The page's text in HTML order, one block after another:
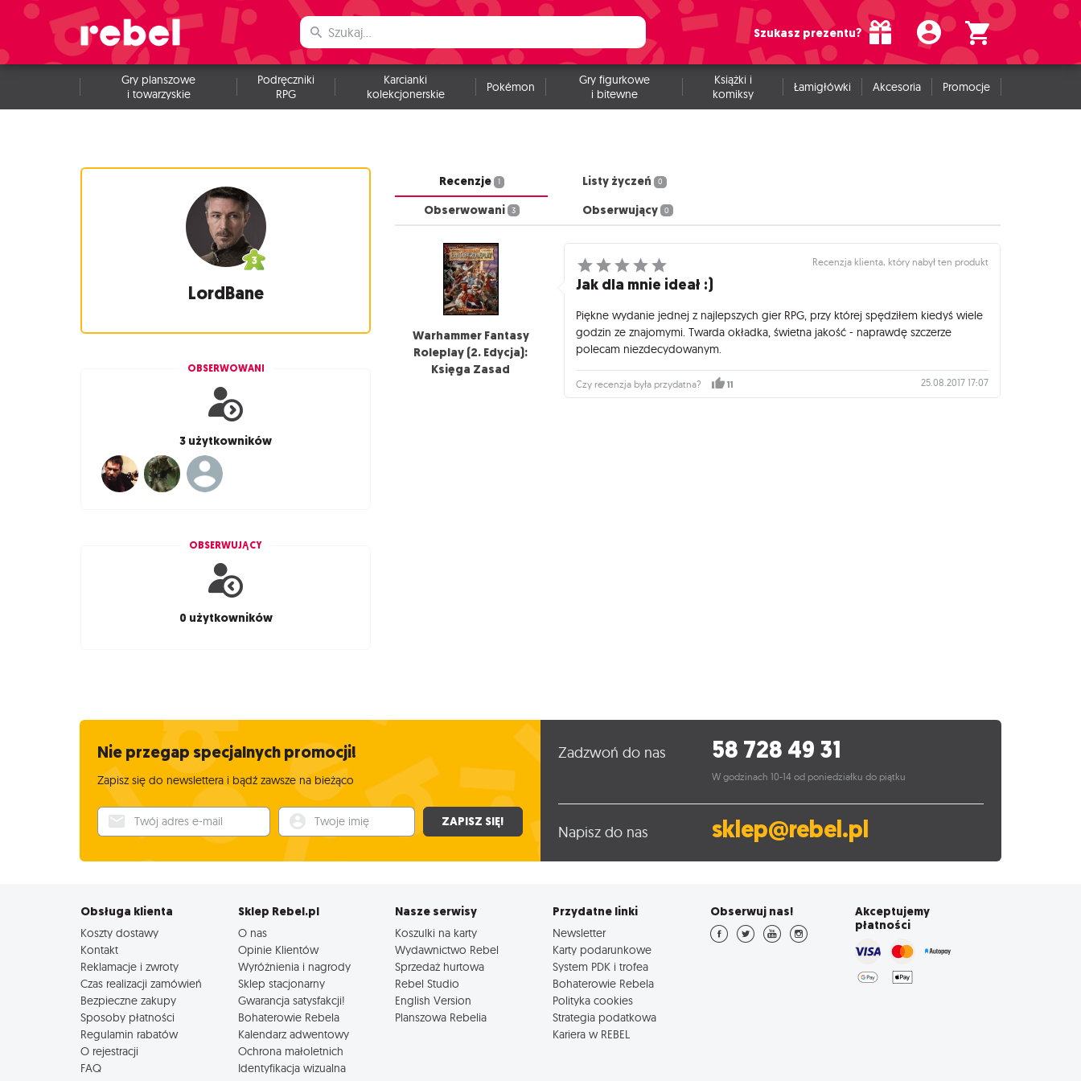
Szukasz prezentu?
Gry planszowe
i towarzyskie
Podręczniki
RPG
Karcianki
kolekcjonerskie
Pokémon
Gry figurkowe
i bitewne
Książki i
komiksy
Łamigłówki Akcesoria Promocje
LordBane
OBSERWOWANI
3 użytkowników
OBSERWUJĄCY
0 użytkowników
Recenzje 1 Listy życzeń 0
Obserwowani 3 Obserwujący 0
Warhammer Fantasy
Roleplay (2. Edycja):
Księga Zasad
Recenzja klienta, który nabył ten produkt
Jak dla mnie ideał :)
Piękne wydanie jednej z najlepszych gier RPG, przy której spędziłem kiedyś wiele
godzin ze znajomymi. Twarda okładka, świetna jakość - naprawdę szczerze
polecam niezdecydowanym.
Czy recenzja była przydatna? 11 25.08.2017 17:07
Nie przegap specjalnych promocji!
Zapisz się do newslettera i bądź zawsze na bieżąco
Twój adres e-mail Twoje imię ZAPISZ SIĘ!
Zadzwoń do nas 58 728 49 31
W godzinach 10-14 od poniedziałku do piątku
Napisz do nas sklep@rebel.pl
Obsługa klienta
Koszty dostawy
Kontakt
Reklamacje i zwroty
Czas realizacji zamówień
Bezpieczne zakupy
Sposoby płatności
Regulamin rabatów
O rejestracji
FAQ
Sklep Rebel.pl
O nas
Opinie Klientów
Wyróżnienia i nagrody
Sklep stacjonarny
Gwarancja satysfakcji!
Bohaterowie Rebela
Kalendarz adwentowy
Ochrona małoletnich
Identyfikacja wizualna
Nasze serwisy
Koszulki na karty
Wydawnictwo Rebel
Sprzedaż hurtowa
Rebel Studio
English Version
Planszowa Rebelia
Przydatne linki
Newsletter
Karty podarunkowe
System PDK i trofea
Bohaterowie Rebela
Polityka cookies
Strategia podatkowa
Kariera w REBEL
Obserwuj nas!
Akceptujemy
płatności